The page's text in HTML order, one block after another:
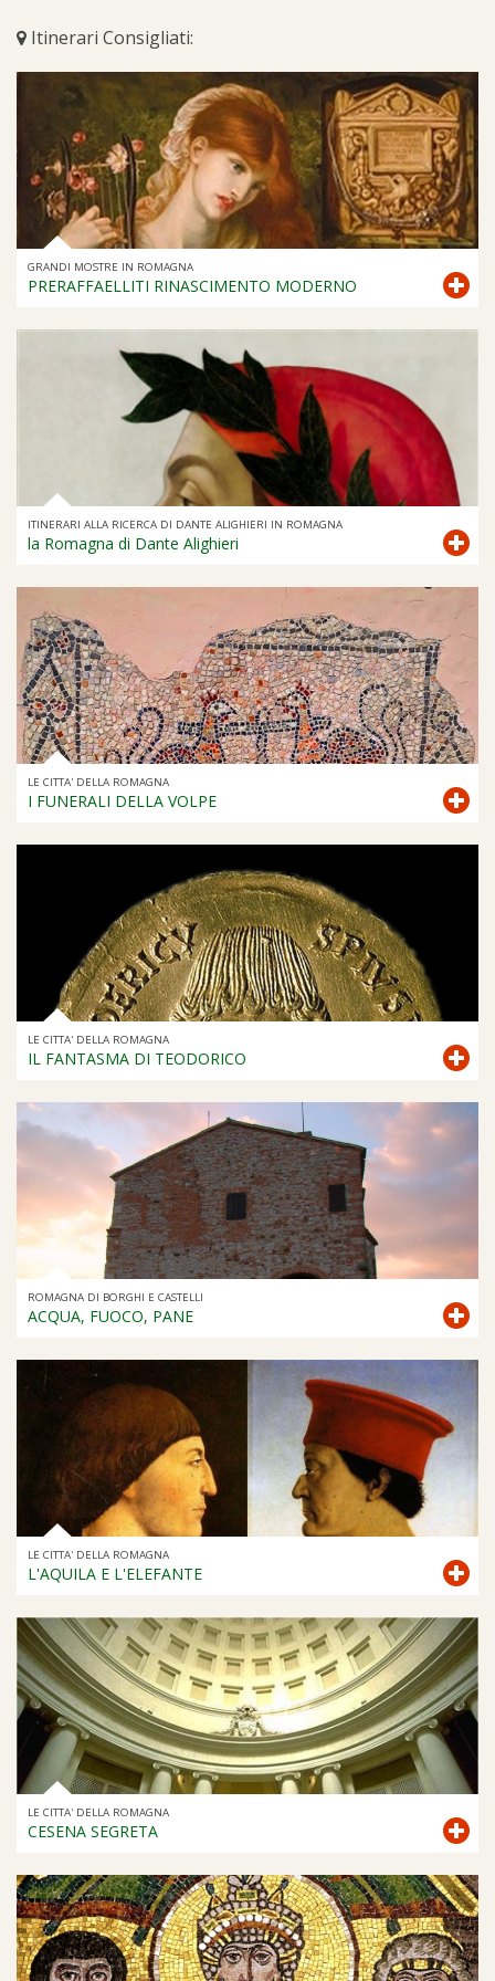
Itinerari Consigliati:
GRANDI MOSTRE IN ROMAGNA
PRERAFFAELLITI RINASCIMENTO MODERNO
ITINERARI ALLA RICERCA DI DANTE ALIGHIERI IN ROMAGNA
la Romagna di Dante Alighieri
LE CITTA' DELLA ROMAGNA
I FUNERALI DELLA VOLPE
LE CITTA' DELLA ROMAGNA
IL FANTASMA DI TEODORICO
ROMAGNA DI BORGHI E CASTELLI
ACQUA, FUOCO, PANE
LE CITTA' DELLA ROMAGNA
L'AQUILA E L'ELEFANTE
LE CITTA' DELLA ROMAGNA
CESENA SEGRETA